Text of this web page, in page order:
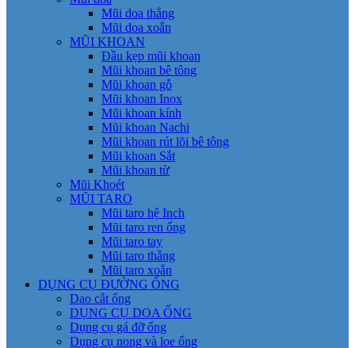
Mũi doa thẳng
Mũi doa xoắn
MŨI KHOAN
Đầu kẹp mũi khoan
Mũi khoan bê tông
Mũi khoan gỗ
Mũi khoan Inox
Mũi khoan kính
Mũi khoan Nachi
Mũi khoan rút lõi bê tông
Mũi khoan Sắt
Mũi khoan từ
Mũi Khoét
MŨI TARO
Mũi taro hệ Inch
Mũi taro ren ống
Mũi taro tay
Mũi taro thẳng
Mũi taro xoắn
DỤNG CỤ ĐƯỜNG ỐNG
Dao cắt ống
DỤNG CỤ DOA ỐNG
Dụng cụ gá đỡ ống
Dụng cụ nong và loe ống